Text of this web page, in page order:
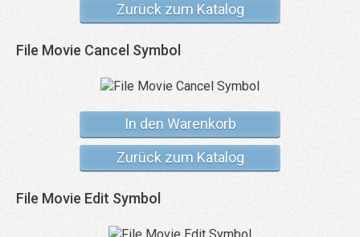
Zurück zum Katalog
File Movie Cancel Symbol
In den Warenkorb
Zurück zum Katalog
File Movie Edit Symbol